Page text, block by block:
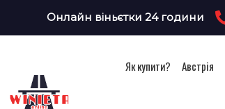
Онлайн віньєтки 24 години
Як купити? Австрія